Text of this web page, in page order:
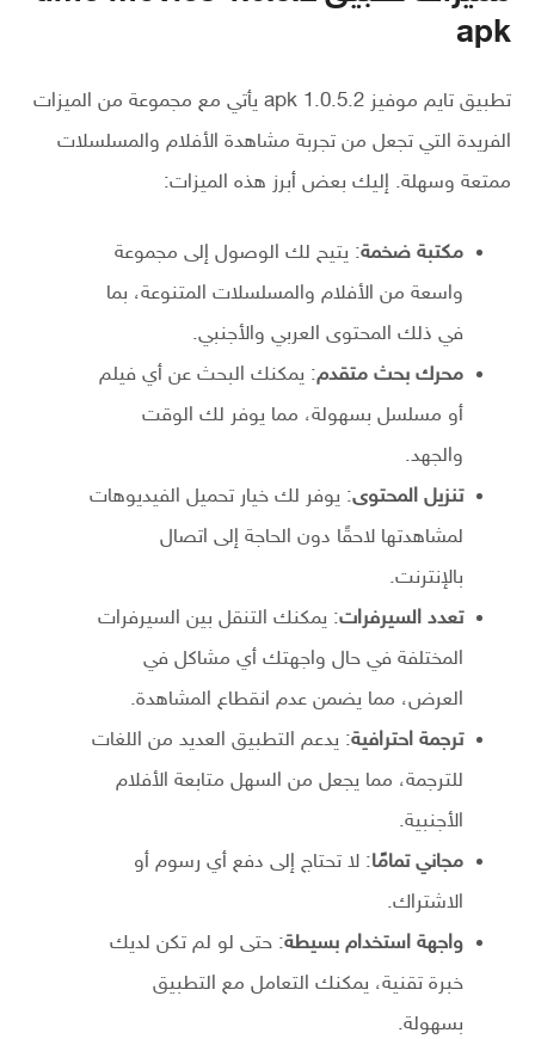
apk
تطبيق تايم موفيز 1.0.5.2 apk يأتي مع مجموعة من الميزات
الفريدة التي تجعل من تجربة مشاهدة الأفلام والمسلسلات
ممتعة وسهلة. إليك بعض أبرز هذه الميزات:
مكتبة ضخمة: يتيح لك الوصول إلى مجموعة
واسعة من الأفلام والمسلسلات المتنوعة، بما
في ذلك المحتوى العربي والأجنبي.
محرك بحث متقدم: يمكنك البحث عن أي فيلم
أو مسلسل بسهولة، مما يوفر لك الوقت
والجهد.
تنزيل المحتوى: يوفر لك خيار تحميل الفيديوهات
لمشاهدتها لاحقًا دون الحاجة إلى اتصال
بالإنترنت.
تعدد السيرفرات: يمكنك التنقل بين السيرفرات
المختلفة في حال واجهتك أي مشاكل في
العرض، مما يضمن عدم انقطاع المشاهدة.
ترجمة احترافية: يدعم التطبيق العديد من اللغات
للترجمة، مما يجعل من السهل متابعة الأفلام
الأجنبية.
مجاني تمامًا: لا تحتاج إلى دفع أي رسوم أو
الاشتراك.
واجهة استخدام بسيطة: حتى لو لم تكن لديك
خبرة تقنية، يمكنك التعامل مع التطبيق
بسهولة.